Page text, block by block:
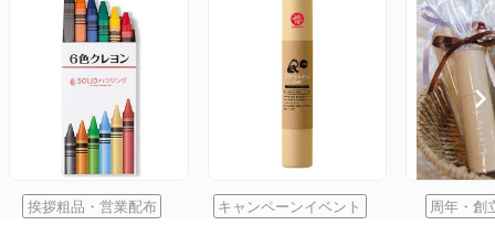
挨拶粗品・営業配布 キャンペーンイベント 周年・創